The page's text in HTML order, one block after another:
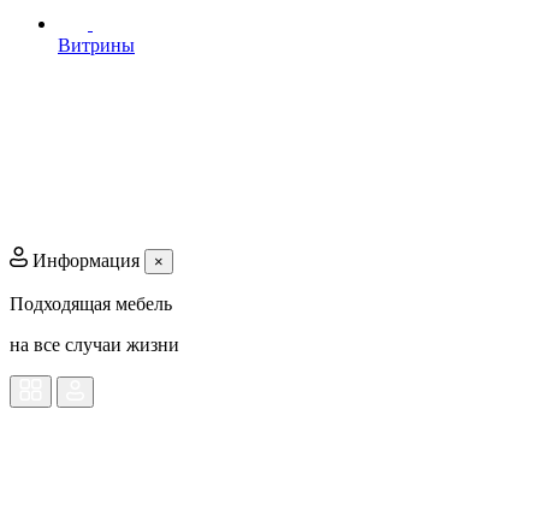
Витрины
Информация ×
Подходящая мебель
на все случаи жизни